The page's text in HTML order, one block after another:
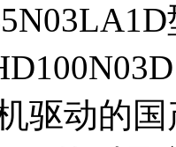
驱动的